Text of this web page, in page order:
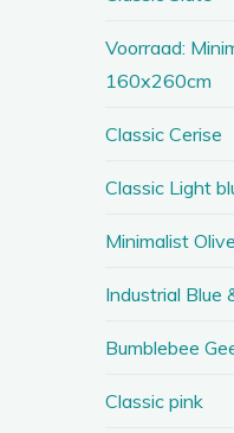
Voorraad:
160x260cm
Classic Cerise
Classic Light
Minimalist Olive
Industrial Blue
Bumblebee
Classic pink